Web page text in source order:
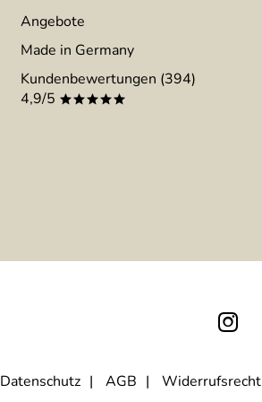
Angebote
Made in Germany
Kundenbewertungen (394)
4,9/5 *****
Datenschutz AGB Widerrufsrecht